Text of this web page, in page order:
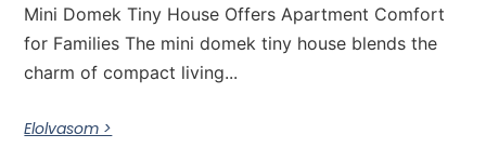
Mini Domek Tiny House Offers Apartment Comfort
for Families The mini domek tiny house blends the
charm of compact living...
Elolvasom >